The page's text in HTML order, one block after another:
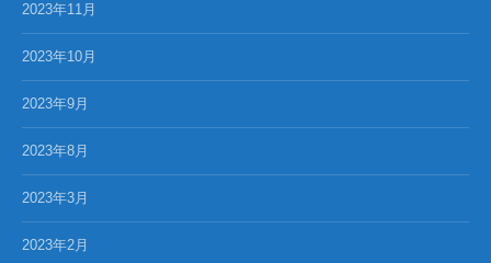
2023年11月
2023年10月
2023年9月
2023年8月
2023年3月
2023年2月